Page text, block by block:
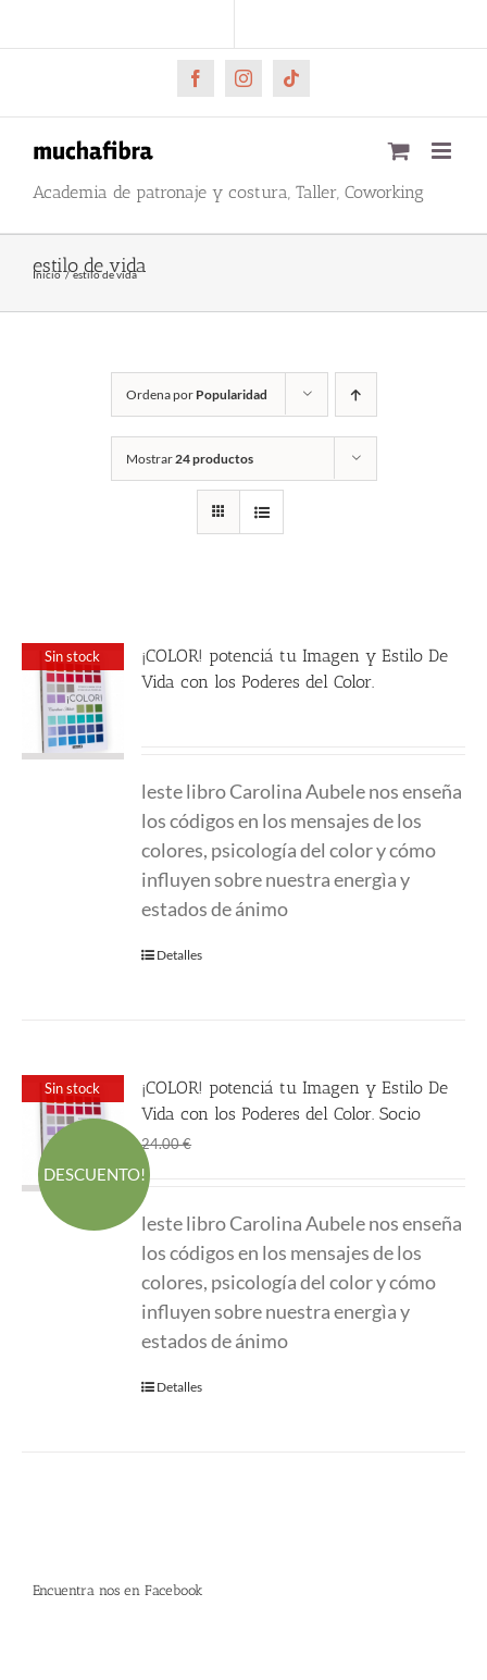
al
FacebookInstagramTiktok
Academia de patronaje y costura, Taller, Coworking
estilo de vida
Inicio estilo de vida
Ordena por Popularidad
Mostrar24 productos
Sin stock
¡COLOR! potenciá tu Imagen y Estilo De
Vida con los Poderes del Color.
leste libro Carolina Aubele nos enseña
los códigos en los mensajes de los
colores, psicología del color y cómo
influyen sobre nuestra energìa y
estados de ánimo
Detalles
Sin stock
DESCUENTO!
¡COLOR! potenciá tu Imagen y Estilo De
Vida con los Poderes del Color. Socio
24.00€
era:
24.00 €.
es:
18.00 €.
leste libro Carolina Aubele nos enseña
los códigos en los mensajes de los
colores, psicología del color y cómo
influyen sobre nuestra energìa y
estados de ánimo
Detalles
Encuentra nos en Facebook